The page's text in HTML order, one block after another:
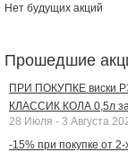
Нет будущих акций
Прошедшие
ПРИ ПОКУПКЕ виски
КЛАССИК КОЛА 0,5л за
28 Июля - 3 Августа
-15% при покупке